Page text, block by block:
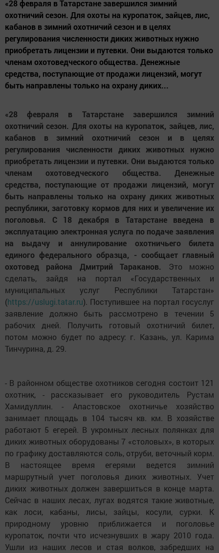
«28 февраля в Татарстане завершился зимний
охотничий сезон. Для охоты на куропаток, зайцев, лис,
кабанов в зимний охотничий сезон и в целях
регулирования численности диких животных нужно
приобретать лицензии и путевки. Они выдаются только
членам охотоведческого общества. Денежные
средства, поступающие от продажи лицензий, могут
быть направлены только на охрану диких...
«28 февраля в Татарстане завершился зимний
охотничий сезон. Для охоты на куропаток, зайцев, лис,
кабанов в зимний охотничий сезон и в целях
регулирования численности диких животных нужно
приобретать лицензии и путевки. Они выдаются только
членам охотоведческого общества. Денежные
средства, поступающие от продажи лицензий, могут
быть направлены только на охрану диких животных
республики, заготовку кормов для них и увеличение их
поголовья. С 18 декабря в Татарстане введена в
эксплуатацию электронная услуга по подаче заявления
на выдачу и аннулирование охотничьего билета
единого федерального образца, - сообщает главный
охотовед района Дмитрий Тараканов. Это можно
сделать, зайдя на портал «Государственных и
муниципальных услуг Республики Татарстан»
(https://uslugi.tatar.ru). Поступившее на портал госуслуг
заявление должно быть рассмотрено в течении 5
рабочих дней. Получить готовый охотничий билет,
потом можно будет по адресу: г. Казань, ул. Карима
Тинчурина, д. 29.
- В районном обществе охотников сегодня состоит 121
охотник, - рассказывает его руководитель Рустам
Хамидуллин. - Апастовское охотничье хозяйство
занимает площадь в 104 тысяч кв. км. В хозяйстве
работают 5 егерей. В укромных лесных полянках для
диких животных оборудованы 7 «столовых», в которых
по графику доставляются соль, отруби, веточный корм.
В настоящее время егерями ведется зимний
маршрутный учет поголовья диких животных. Учет
диких животных должен завершиться в конце марта.
Сейчас в наших лесах, лугах водятся такие животные,
как лоси, кабаны, лисы, зайцы, косули, сурки. К
природному уровню приближается и поголовье
куропаток, почти что исчезнувших в жару 2010 года.
Ушли из наших лесов и стая волков, забредших на